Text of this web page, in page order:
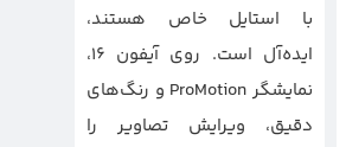
با استایل خاص هستند،
ایده‌آل است. روی آیفون ۱۶،
نمایشگر ProMotion و رنگ‌های
دقیق، ویرایش تصاویر را